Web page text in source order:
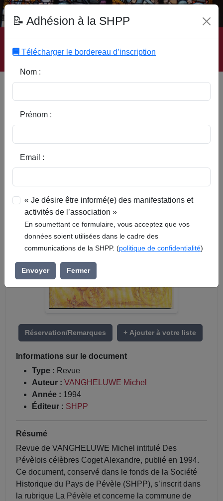
Accueil | Site SHPP | Auteurs | Editeurs | Rubriques |
Sous-Rubriques | Mots-Clefs | Contact
Alexandre
Réservation/Remarques + Ajouter à votre liste
Informations sur le document
Type : Revue
Auteur : VANGHELUWE Michel
Année : 1994
Éditeur : SHPP
Résumé
Revue de VANGHELUWE Michel intitulé Des
Pévèlois célèbres Coget Alexandre, publié en 1994.
Ce document, conservé dans le fonds de la Société
Historique du Pays de Pévèle (SHPP), s’inscrit dans
la rubrique La Pévèle et concerne la commune de
📝 Adhésion à la SHPP
Télécharger le bordereau d’inscription
Nom :
Prénom :
Email :
« Je désire être informé(e) des manifestations et
activités de l’association »
En soumettant ce formulaire, vous acceptez que vos
données soient utilisées dans le cadre des
communications de la SHPP. (politique de confidentialité)
Envoyer Fermer